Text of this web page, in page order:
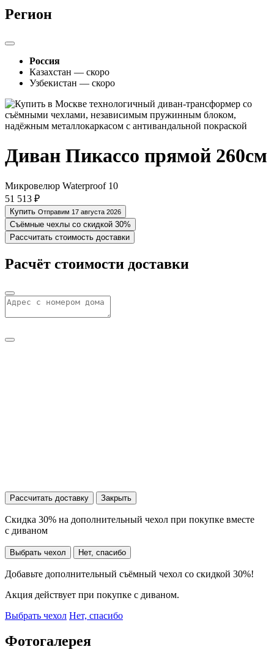
Регион
Россия
Казахстан — скоро
Узбекистан — скоро
Диван Пикассо прямой 260см
Микровелюр Waterproof 10
51 513 ₽
Купить Отправим 17 августа 2026
Съёмные чехлы со скидкой 30%
Рассчитать стоимость доставки
Расчёт стоимости доставки
Рассчитать доставку Закрыть
Скидка 30% на дополнительный чехол при покупке вместе
с диваном
Выбрать чехол Нет, спасибо
Добавьте дополнительный съёмный чехол со скидкой 30%!
Акция действует при покупке с диваном.
Выбрать чехол Нет, спасибо
Фотогалерея